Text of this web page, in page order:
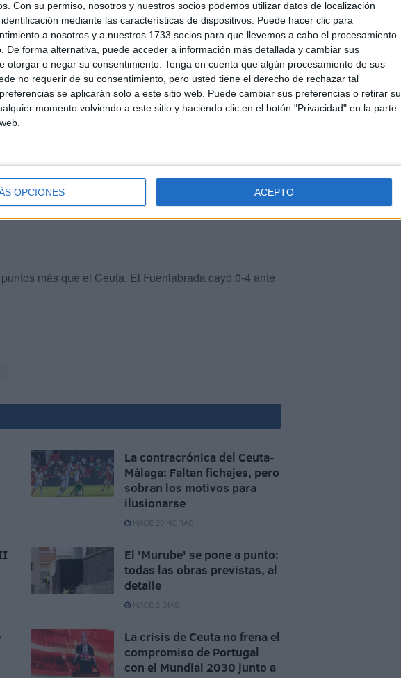
Con su permiso, nosotros y nuestros socios podemos utilizar datos de localización
mediante las características de dispositivos. Puede hacer clic para
a nosotros y a nuestros 1733 socios para que llevemos a cabo el procesamiento
De forma alternativa, puede acceder a información más detallada y cambiar sus
otorgar o negar su consentimiento. Tenga en cuenta que algún procesamiento de sus
no requerir de su consentimiento, pero usted tiene el derecho de rechazar tal
se aplicarán solo a este sitio web. Puede cambiar sus preferencias o retirar su
momento volviendo a este sitio y haciendo clic en el botón "Privacidad" en la parte
OPCIONES ACEPTO
grupo. Los de José Juan Romero viajarán sin
uno de los puestos de permanencia. Los
que se ha quedado algo más descolgado tras perder
le ha ocurrido al Pontevedra, que después de
de 28 puntos y está a cuatro de la permanencia.
más que el Ceuta. El Fuenlabrada cayó 0-4 ante
La contracrónica del Ceuta-
Málaga: Faltan fichajes, pero
sobran los motivos para
ilusionarse
HACE 20 HORAS
El 'Murube' se pone a punto:
todas las obras previstas, al
detalle
HACE 2 DÍAS
La crisis de Ceuta no frena el
compromiso de Portugal
con el Mundial 2030 junto a